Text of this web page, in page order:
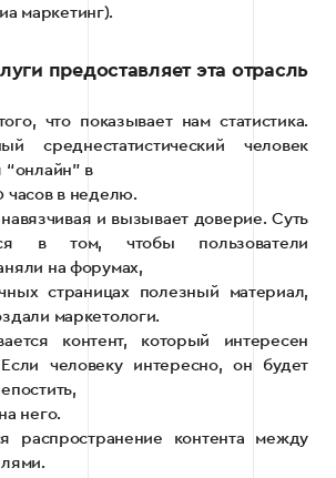
маркетинг).
предоставляет эта отрасль
что показывает нам статистика.
среднестатистический человек
“онлайн” в
часов в неделю.
и вызывает доверие. Суть
в том, чтобы пользователи
на форумах,
страницах полезный материал,
маркетологи.
контент, который интересен
человеку интересно, он будет
него.
распространение контента между